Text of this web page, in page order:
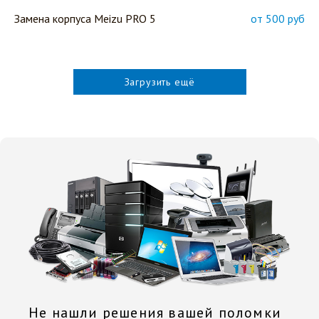
Замена корпуса Meizu PRO 5 от 500 руб
Загрузить ещё
Не нашли решения вашей поломки